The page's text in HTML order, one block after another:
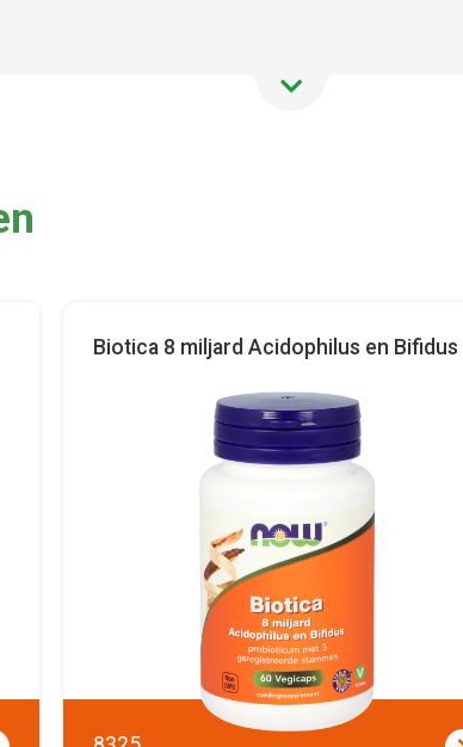
Biotica 8 miljard Acidophilus en Bifidus